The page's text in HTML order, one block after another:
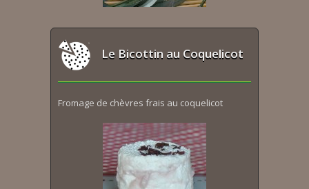
Le Bicottin au Coquelicot
Fromage de chèvres frais au coquelicot